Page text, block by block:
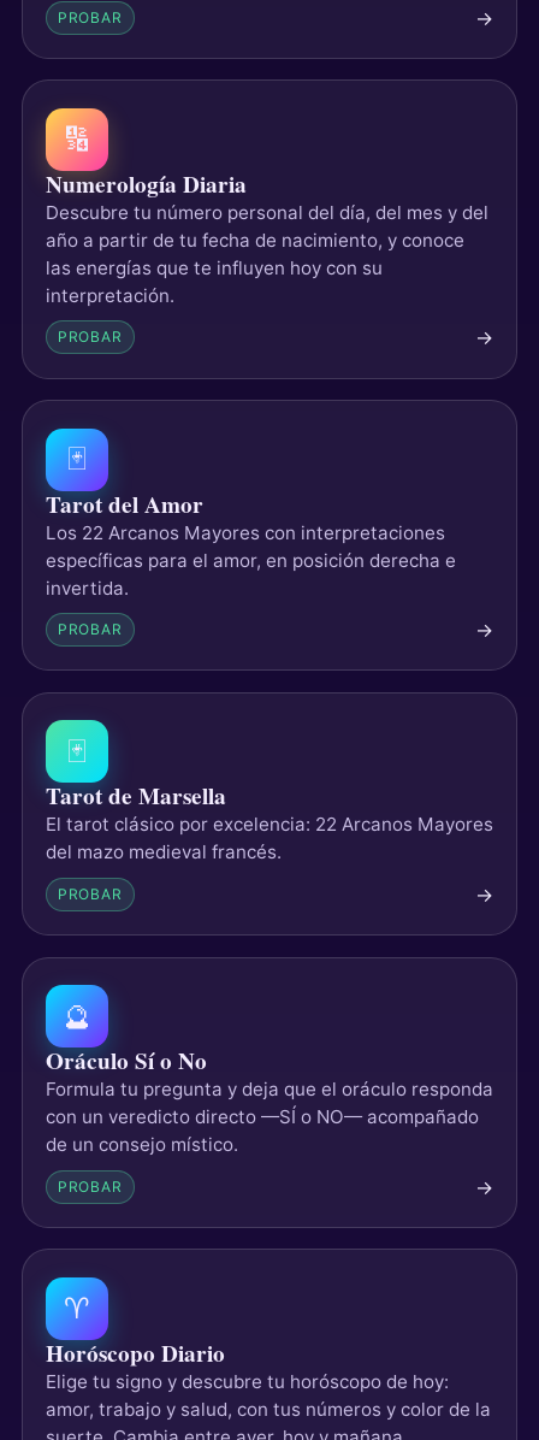
PROBAR →
🔢
Numerología Diaria
Descubre tu número personal del día, del mes y del
año a partir de tu fecha de nacimiento, y conoce
las energías que te influyen hoy con su
interpretación.
PROBAR →
🃏
Tarot del Amor
Los 22 Arcanos Mayores con interpretaciones
específicas para el amor, en posición derecha e
invertida.
PROBAR →
🃏
Tarot de Marsella
El tarot clásico por excelencia: 22 Arcanos Mayores
del mazo medieval francés.
PROBAR →
🔮
Oráculo Sí o No
Formula tu pregunta y deja que el oráculo responda
con un veredicto directo —SÍ o NO— acompañado
de un consejo místico.
PROBAR →
♈
Horóscopo Diario
Elige tu signo y descubre tu horóscopo de hoy:
amor, trabajo y salud, con tus números y color de la